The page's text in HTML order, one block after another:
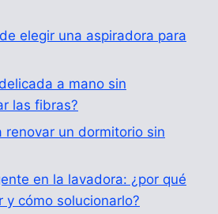
elegir una aspiradora para
a mano sin
las fibras?
renovar un dormitorio sin
en la lavadora: ¿por qué
y cómo solucionarlo?